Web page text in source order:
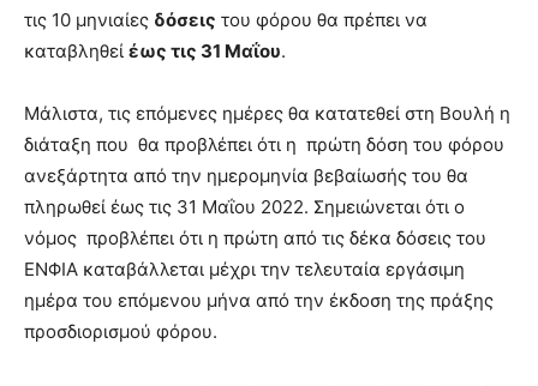
τις 10 μηνιαίες δόσεις του φόρου θα πρέπει να
καταβληθεί έως τις 31 Μαΐου.
Μάλιστα, τις επόμενες ημέρες θα κατατεθεί στη Βουλή η
διάταξη που θα προβλέπει ότι η πρώτη δόση του φόρου
ανεξάρτητα από την ημερομηνία βεβαίωσής του θα
πληρωθεί έως τις 31 Μαΐου 2022. Σημειώνεται ότι ο
νόμος προβλέπει ότι η πρώτη από τις δέκα δόσεις του
ΕΝΦΙΑ καταβάλλεται μέχρι την τελευταία εργάσιμη
ημέρα του επόμενου μήνα από την έκδοση της πράξης
προσδιορισμού φόρου.